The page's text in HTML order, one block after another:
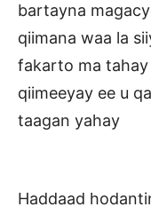
bartayna
qiimana waa la
fakarto ma tahay
qiimeeyay ee u
taagan yahay
20-
Haddaad